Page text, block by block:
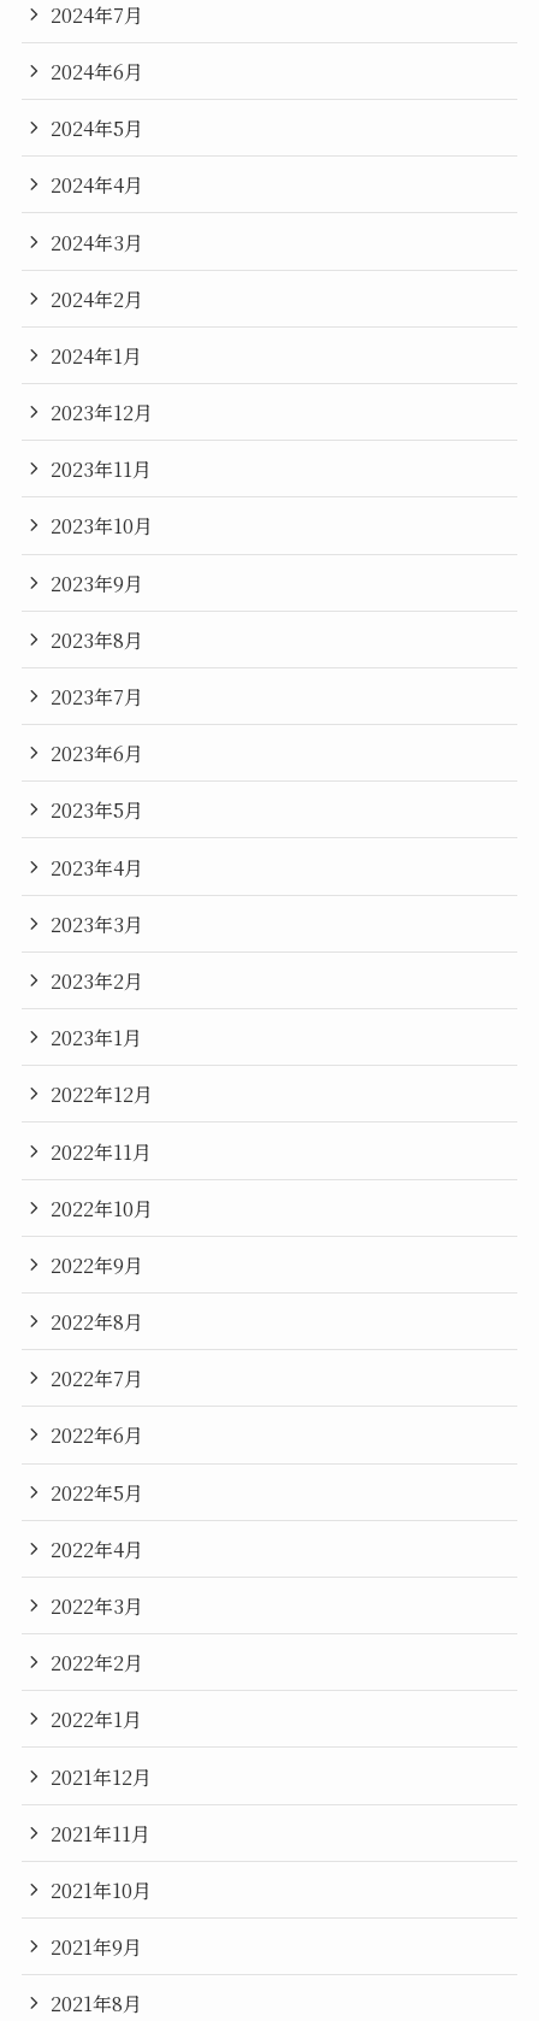
2024年7月
2024年6月
2024年5月
2024年4月
2024年3月
2024年2月
2024年1月
2023年12月
2023年11月
2023年10月
2023年9月
2023年8月
2023年7月
2023年6月
2023年5月
2023年4月
2023年3月
2023年2月
2023年1月
2022年12月
2022年11月
2022年10月
2022年9月
2022年8月
2022年7月
2022年6月
2022年5月
2022年4月
2022年3月
2022年2月
2022年1月
2021年12月
2021年11月
2021年10月
2021年9月
2021年8月